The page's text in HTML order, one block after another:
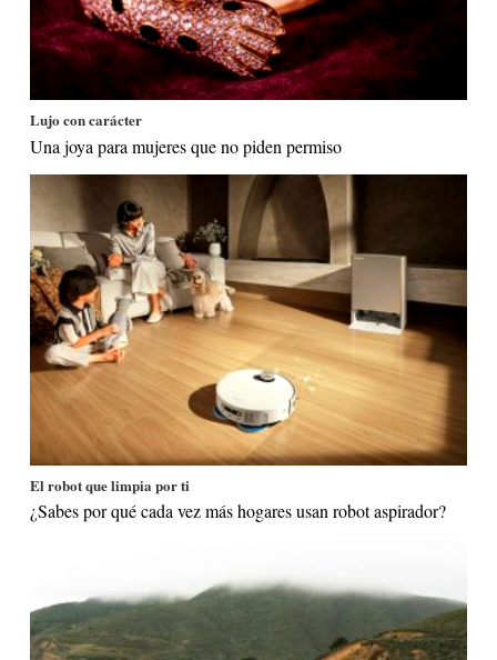
Lujo con carácter
Una joya para mujeres que no piden permiso
El robot que limpia por ti
¿Sabes por qué cada vez más hogares usan robot aspirador?